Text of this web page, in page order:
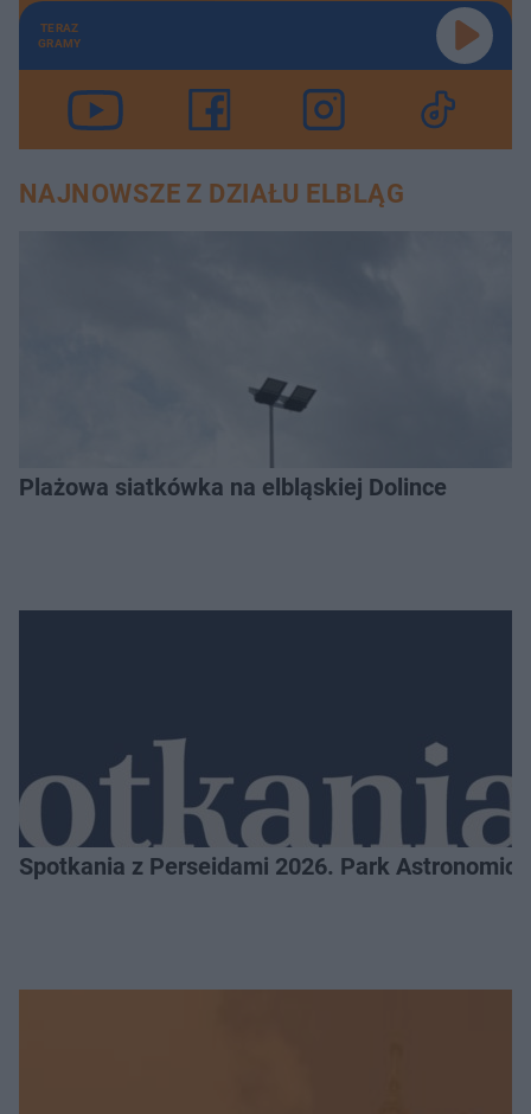
TERAZ
GRAMY
NAJNOWSZE Z DZIAŁU ELBLĄG
Plażowa siatkówka na elbląskiej Dolince
Spotkania z Perseidami 2026. Park